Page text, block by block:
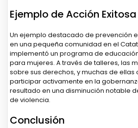
Ejemplo de Acción Exitosa
Un ejemplo destacado de prevención
en una pequeña comunidad en el
implementó un programa de
para mujeres. A través de talleres, las
sobre sus derechos, y muchas de ellas
participar activamente en la
resultado en una disminución notable
de violencia.
Conclusión